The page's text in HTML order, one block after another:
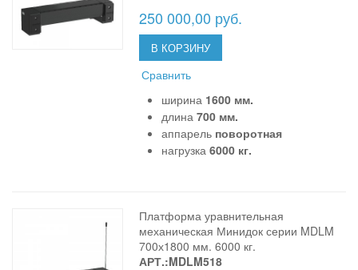
250 000,00 руб.
В КОРЗИНУ
Сравнить
ширина 1600 мм.
длина700 мм.
аппарель поворотная
нагрузка6000 кг.
Платформа уравнительная
механическая Минидок серии MDLM
700х1800 мм. 6000 кг.
АРТ.:MDLM518